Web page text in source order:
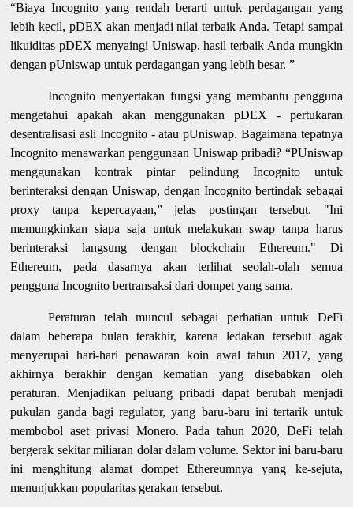
“Biaya Incognito yang rendah berarti untuk perdagangan yang
lebih kecil, pDEX akan menjadi nilai terbaik Anda. Tetapi sampai
likuiditas pDEX menyaingi Uniswap, hasil terbaik Anda mungkin
dengan pUniswap untuk perdagangan yang lebih besar. ”
Incognito menyertakan fungsi yang membantu pengguna
mengetahui apakah akan menggunakan pDEX - pertukaran
desentralisasi asli Incognito - atau pUniswap. Bagaimana tepatnya
Incognito menawarkan penggunaan Uniswap pribadi? “PUniswap
menggunakan kontrak pintar pelindung Incognito untuk
berinteraksi dengan Uniswap, dengan Incognito bertindak sebagai
proxy tanpa kepercayaan,” jelas postingan tersebut. "Ini
memungkinkan siapa saja untuk melakukan swap tanpa harus
berinteraksi langsung dengan blockchain Ethereum." Di
Ethereum, pada dasarnya akan terlihat seolah-olah semua
pengguna Incognito bertransaksi dari dompet yang sama.
Peraturan telah muncul sebagai perhatian untuk DeFi
dalam beberapa bulan terakhir, karena ledakan tersebut agak
menyerupai hari-hari penawaran koin awal tahun 2017, yang
akhirnya berakhir dengan kematian yang disebabkan oleh
peraturan. Menjadikan peluang pribadi dapat berubah menjadi
pukulan ganda bagi regulator, yang baru-baru ini tertarik untuk
membobol aset privasi Monero. Pada tahun 2020, DeFi telah
bergerak sekitar miliaran dolar dalam volume. Sektor ini baru-baru
ini menghitung alamat dompet Ethereumnya yang ke-sejuta,
menunjukkan popularitas gerakan tersebut.